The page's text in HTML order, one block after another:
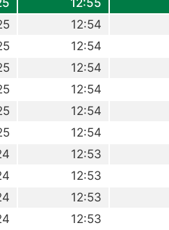
12:55
12:54
12:54
12:54
12:54
12:54
12:54
12:53
12:53
12:53
12:53